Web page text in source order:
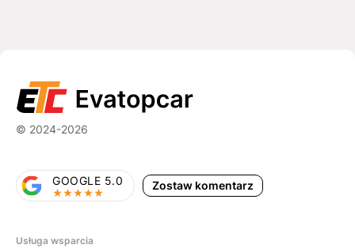
© 2024-2026
Zostaw komentarz
GOOGLE 5.0
Usługa wsparcia